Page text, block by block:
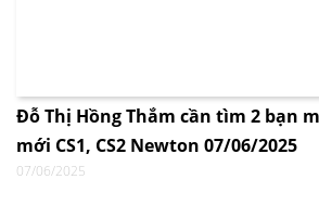
Đỗ Thị Hồng Thắm cần tìm 2 bạn
mới CS1, CS2 Newton 07/06/2025
07/06/2025